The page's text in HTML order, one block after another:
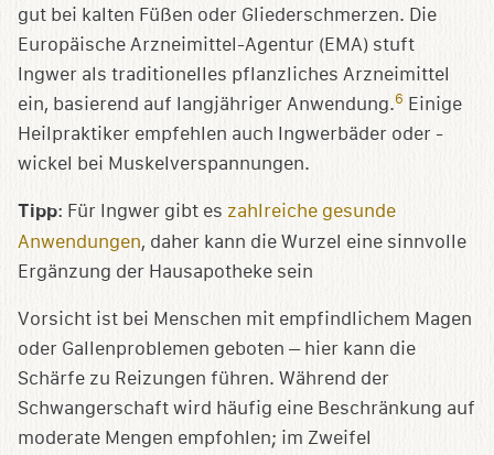
gut bei kalten Füßen oder Gliederschmerzen. Die
Europäische Arzneimittel-Agentur (EMA) stuft
Ingwer als traditionelles pflanzliches Arzneimittel
ein, basierend auf langjähriger Anwendung.6 Einige
Heilpraktiker empfehlen auch Ingwerbäder oder -
wickel bei Muskelverspannungen.
Tipp: Für Ingwer gibt es zahlreiche gesunde
Anwendungen, daher kann die Wurzel eine sinnvolle
Ergänzung der Hausapotheke sein
Vorsicht ist bei Menschen mit empfindlichem Magen
oder Gallenproblemen geboten – hier kann die
Schärfe zu Reizungen führen. Während der
Schwangerschaft wird häufig eine Beschränkung auf
moderate Mengen empfohlen; im Zweifel